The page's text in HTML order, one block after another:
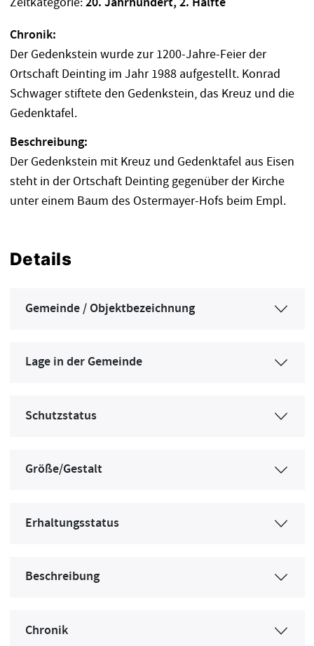
Chronik:
Der Gedenkstein wurde zur 1200-Jahre-Feier der
Ortschaft Deinting im Jahr 1988 aufgestellt. Konrad
Schwager stiftete den Gedenkstein, das Kreuz und die
Gedenktafel.
Beschreibung:
Der Gedenkstein mit Kreuz und Gedenktafel aus Eisen
steht in der Ortschaft Deinting gegenüber der Kirche
unter einem Baum des Ostermayer-Hofs beim Empl.
Details
Gemeinde / Objektbezeichnung
Lage in der Gemeinde
Schutzstatus
Größe/Gestalt
Erhaltungsstatus
Beschreibung
Chronik